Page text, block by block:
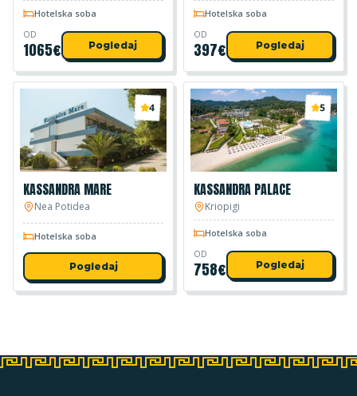
Hotelska soba
OD
1065€ Pogledaj
Hotelska soba
OD
397€ Pogledaj
4
KASSANDRA MARE
Nea Potidea
Hotelska soba
Pogledaj
5
KASSANDRA PALACE
Kriopigi
Hotelska soba
OD
758€ Pogledaj